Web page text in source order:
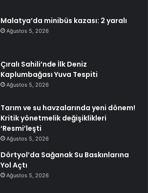
Malatya’da minibüs kazası: 2 yaralı
Ağustos 5, 2026
Çıralı Sahili’nde İlk Deniz
Kaplumbağası Yuva Tespiti
Ağustos 5, 2026
Tarım ve su havzalarında yeni dönem!
Kritik yönetmelik değişiklikleri
‘Resmi’leşti
Ağustos 5, 2026
Dörtyol’da Sağanak Su Baskınlarına
Yol Açtı
Ağustos 5, 2026